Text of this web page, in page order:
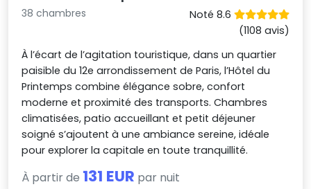
38 chambres
Noté 8.6
(1108 avis)
À l’écart de l’agitation touristique, dans un quartier
paisible du 12e arrondissement de Paris, l’Hôtel du
Printemps combine élégance sobre, confort
moderne et proximité des transports. Chambres
climatisées, patio accueillant et petit déjeuner
soigné s’ajoutent à une ambiance sereine, idéale
pour explorer la capitale en toute tranquillité.
À partir de 131 EUR par nuit